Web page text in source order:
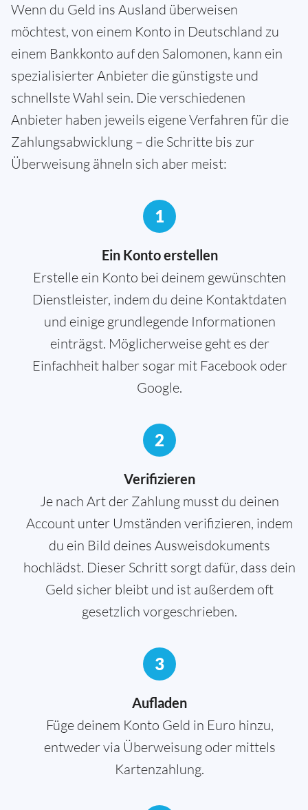
Wenn du Geld ins Ausland überweisen
möchtest, von einem Konto in Deutschland zu
einem Bankkonto auf den Salomonen, kann ein
spezialisierter Anbieter die günstigste und
schnellste Wahl sein. Die verschiedenen
Anbieter haben jeweils eigene Verfahren für die
Zahlungsabwicklung – die Schritte bis zur
Überweisung ähneln sich aber meist:
1
Ein Konto erstellen
Erstelle ein Konto bei deinem gewünschten
Dienstleister, indem du deine Kontaktdaten
und einige grundlegende Informationen
einträgst. Möglicherweise geht es der
Einfachheit halber sogar mit Facebook oder
Google.
2
Verifizieren
Je nach Art der Zahlung musst du deinen
Account unter Umständen verifizieren, indem
du ein Bild deines Ausweisdokuments
hochlädst. Dieser Schritt sorgt dafür, dass dein
Geld sicher bleibt und ist außerdem oft
gesetzlich vorgeschrieben.
3
Aufladen
Füge deinem Konto Geld in Euro hinzu,
entweder via Überweisung oder mittels
Kartenzahlung.